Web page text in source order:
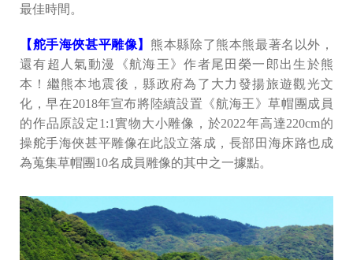
最佳時間。
【舵手海俠甚平雕像】 熊本縣除了熊本熊最著名以外，
還有超人氣動漫《航海王》作者尾田榮一郎出生於熊
本！繼熊本地震後，縣政府為了大力發揚旅遊觀光文
化，早在2018年宣布將陸續設置《航海王》草帽團成員
的作品原設定1:1實物大小雕像，於2022年高達220cm的
操舵手海俠甚平雕像在此設立落成，長部田海床路也成
為蒐集草帽團10名成員雕像的其中之一據點。